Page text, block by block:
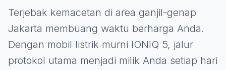
Terjebak kemacetan di area ganjil-genap
Jakarta membuang waktu berharga Anda.
Dengan mobil listrik murni IONIQ 5, jalur
protokol utama menjadi milik Anda setiap hari